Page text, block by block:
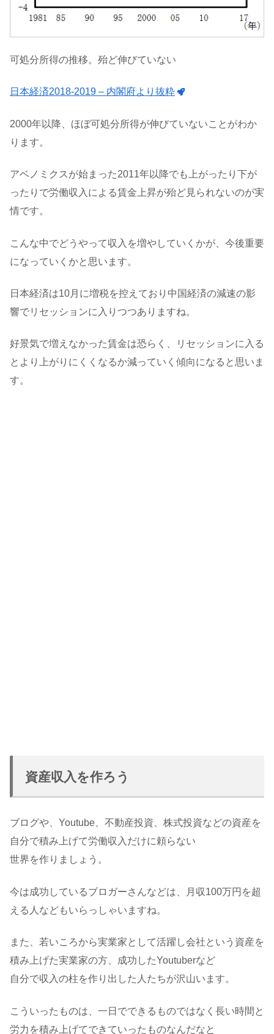
可処分所得の推移。殆ど伸びていない
日本経済2018-2019 – 内閣府より抜粋
2000年以降、ほぼ可処分所得が伸びていないことがわか
ります。
アベノミクスが始まった2011年以降でも上がったり下が
ったりで労働収入による賃金上昇が殆ど見られないのが実
情です。
こんな中でどうやって収入を増やしていくかが、今後重要
になっていくかと思います。
日本経済は10月に増税を控えており中国経済の減速の影
響でリセッションに入りつつありますね。
好景気で増えなかった賃金は恐らく、リセッションに入る
とより上がりにくくなるか減っていく傾向になると思いま
す。
資産収入を作ろう
ブログや、Youtube、不動産投資、株式投資などの資産を
自分で積み上げて労働収入だけに頼らない
世界を作りましょう。
今は成功しているブロガーさんなどは、月収100万円を超
える人などもいらっしゃいますね。
また、若いころから実業家として活躍し会社という資産を
積み上げた実業家の方、成功したYoutuberなど
自分で収入の柱を作り出した人たちが沢山います。
こういったものは、一日でできるものではなく長い時間と
労力を積み上げてできていったものなんだなと